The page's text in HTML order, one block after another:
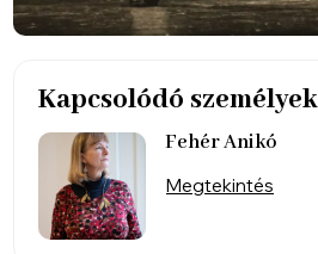
Kapcsolódó személyek
Fehér Anikó
Megtekintés